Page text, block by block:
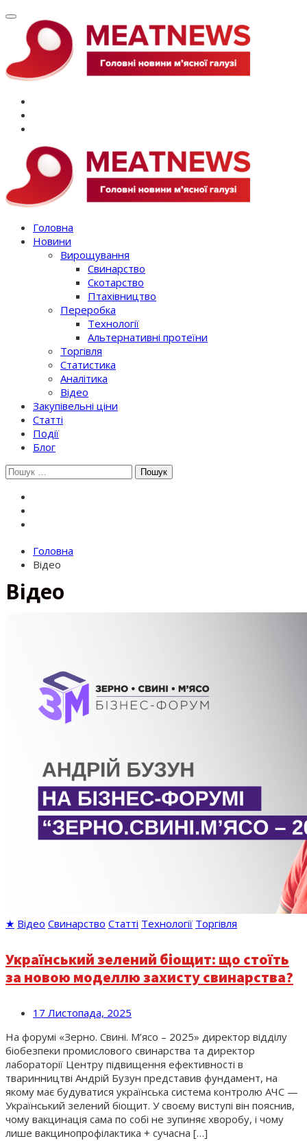
Перейти
вмісту
Головна
Новини
Вирощування
Свинарство
Скотарство
Птахівництво
Переробка
Технології
Альтернативні протеїни
Торгівля
Статистика
Аналітика
Відео
Закупівельні ціни
Статті
Події
Блог
Шукати:
Головна
Відео
Відео
★ Відео Свинарство Статті Технології Торгівля
Український зелений біощит: що стоїть
за новою моделлю захисту свинарства?
17 Листопада, 2025
На форумі «Зерно. Свині. М’ясо – 2025» директор відділу
біобезпеки промислового свинарства та директор
лабораторії Центру підвищення ефективності в
тваринництві Андрій Бузун представив фундамент, на
якому має будуватися українська система контролю АЧС —
Український зелений біощит. У своєму виступі він пояснив,
чому вакцинація сама по собі не зупиняє хворобу, і чому
лише вакцинопрофілактика + сучасна […]